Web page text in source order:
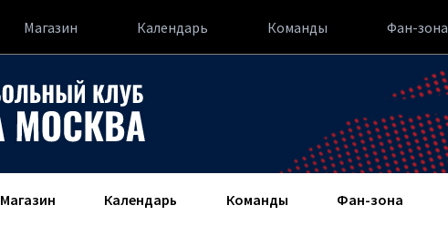
Магазин Календарь Команды Фан-зона
Магазин Календарь Команды Фан-зона